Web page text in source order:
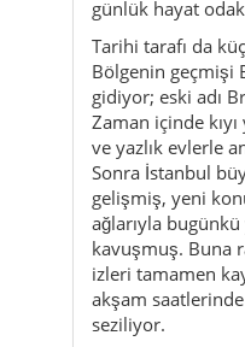
günlük hayat
Tarihi tarafı da
Bölgenin geçmişi
gidiyor; eski adı
Zaman içinde
ve yazlık evlerle
Sonra İstanbul
gelişmiş, yeni
ağlarıyla bugünkü
kavuşmuş. Buna
izleri tamamen
akşam
seziliyor.